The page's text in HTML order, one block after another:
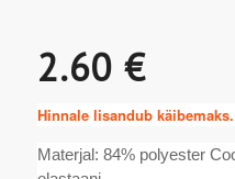
2.60 €
Hinnale lisandub käibemaks.
Materjal: 84% polyester